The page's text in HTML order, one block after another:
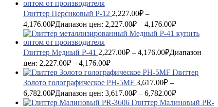
Глиттер Персиковый P-12 2,227.00₽ –
4,176.00₽Диапазон цен: 2,227.00₽ – 4,176.00₽
Глиттер Медный P-41 2,227.00₽ – 4,176.00₽Диапазон
цен: 2,227.00₽ – 4,176.00₽
Глиттер
Золото голографическое PH-5MF 3,617.00₽ –
6,782.00₽Диапазон цен: 3,617.00₽ – 6,782.00₽
Глиттер Малиновый PR-